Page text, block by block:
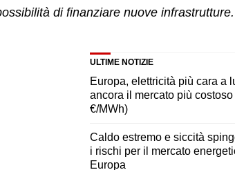
di finanziare nuove infrastrutture.
ULTIME NOTIZIE
Europa, elettricità più cara a
ancora il mercato più
€/MWh)
Caldo estremo e siccità
i rischi per il mercato
Europa